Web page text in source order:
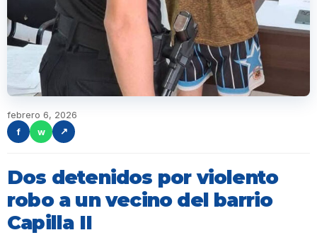
febrero 6, 2026
f
w ↗
Dos detenidos por violento
robo a un vecino del barrio
Capilla II